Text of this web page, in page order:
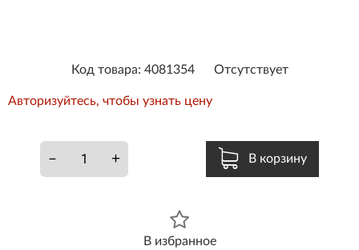
Код товара: 4081354 Отсутствует
Авторизуйтесь, чтобы узнать цену
– + В корзину
В избранное